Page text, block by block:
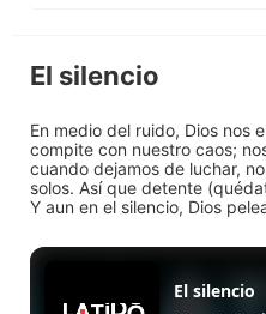
El silencio
En medio del ruido, Dios nos
compite con nuestro caos;
cuando dejamos de luchar,
solos. Así que detente
Y aun en el silencio, Dios